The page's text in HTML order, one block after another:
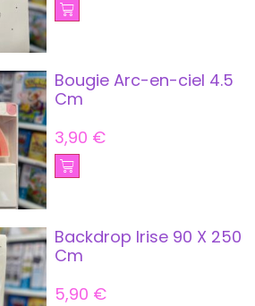
Bougie Arc-en-ciel 4.5
Cm
3,90 €
Backdrop Irise 90 X 250
Cm
5,90 €